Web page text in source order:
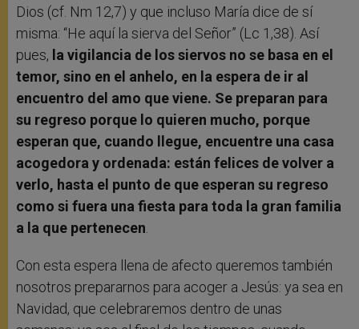
Dios (cf. Nm 12,7) y que incluso María dice de sí
misma: “He aquí la sierva del Señor” (Lc 1,38). Así
pues, la vigilancia de los siervos no se basa en el
temor, sino en el anhelo, en la espera de ir al
encuentro del amo que viene. Se preparan para
su regreso porque lo quieren mucho, porque
esperan que, cuando llegue, encuentre una casa
acogedora y ordenada: están felices de volver a
verlo, hasta el punto de que esperan su regreso
como si fuera una fiesta para toda la gran familia
a la que pertenecen
Con esta espera llena de afecto queremos también
nosotros prepararnos para acoger a Jesús: ya sea en
Navidad, que celebraremos dentro de unas